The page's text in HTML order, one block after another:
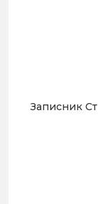
Записник